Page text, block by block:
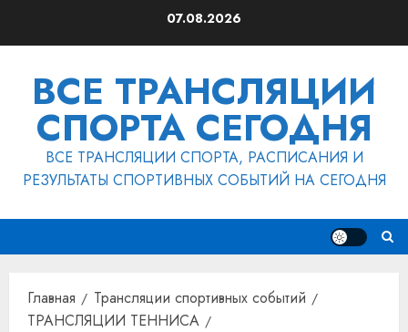
07.08.2026
ВСЕ ТРАНСЛЯЦИИ
СПОРТА СЕГОДНЯ
ВСЕ ТРАНСЛЯЦИИ СПОРТА, РАСПИСАНИЯ И
РЕЗУЛЬТАТЫ СПОРТИВНЫХ СОБЫТИЙ НА СЕГОДНЯ
Главная
Трансляции спортивных событий
ТРАНСЛЯЦИИ ТЕННИСА